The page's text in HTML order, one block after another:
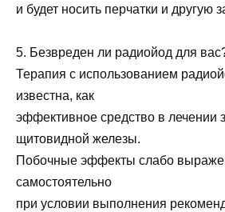
и будет носить перчатки и другую
5. Безвреден ли радиойод для
Терапия с использованием
известна, как
эффективное средство в лечении
щитовидной железы.
Побочные эффекты слабо
самостоятельно
при условии выполнения